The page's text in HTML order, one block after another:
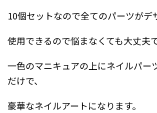
10個セットなので全てのパーツがデ
使用できるので悩まなくても大丈夫で
一色のマニキュアの上にネイルパー
だけで、
豪華なネイルアートになります。